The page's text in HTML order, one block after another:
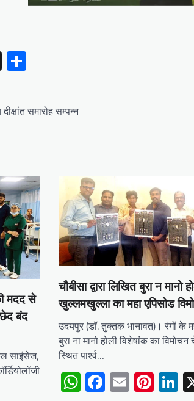
X
समारोह सम्पन्न
मदद से
छेद बंद
साइंसेज,
चौबीसा द्वारा लिखित बुरा न मानो
खुल्लमखुल्ला का महा एपिसोड
उदयपुर (डॉ. तुक्तक भानावत)। रंगों के
बुरा ना मानो होली विशेषांक का
स्थित पार्श्व…
WhatsApp
Facebook
Email